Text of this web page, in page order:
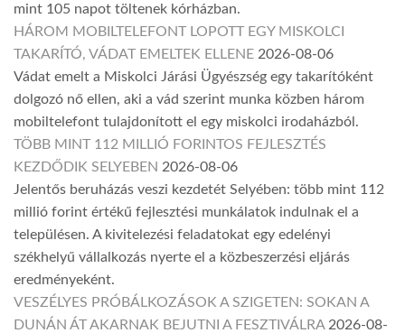
mint 105 napot töltenek kórházban.
HÁROM MOBILTELEFONT LOPOTT EGY MISKOLCI
TAKARÍTÓ, VÁDAT EMELTEK ELLENE 2026-08-06
Vádat emelt a Miskolci Járási Ügyészség egy takarítóként
dolgozó nő ellen, aki a vád szerint munka közben három
mobiltelefont tulajdonított el egy miskolci irodaházból.
TÖBB MINT 112 MILLIÓ FORINTOS FEJLESZTÉS
KEZDŐDIK SELYEBEN 2026-08-06
Jelentős beruházás veszi kezdetét Selyében: több mint 112
millió forint értékű fejlesztési munkálatok indulnak el a
településen. A kivitelezési feladatokat egy edelényi
székhelyű vállalkozás nyerte el a közbeszerzési eljárás
eredményeként.
VESZÉLYES PRÓBÁLKOZÁSOK A SZIGETEN: SOKAN A
DUNÁN ÁT AKARNAK BEJUTNI A FESZTIVÁLRA 2026-08-